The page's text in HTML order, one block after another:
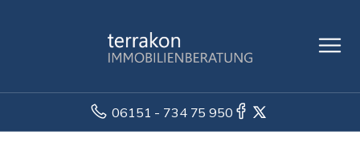
06151 - 734 75 950